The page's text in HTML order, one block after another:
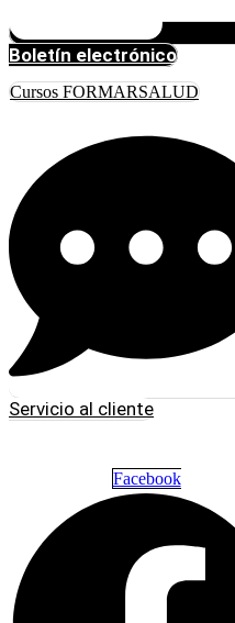
Boletín electrónico
Cursos FORMARSALUD
Servicio al cliente
Facebook